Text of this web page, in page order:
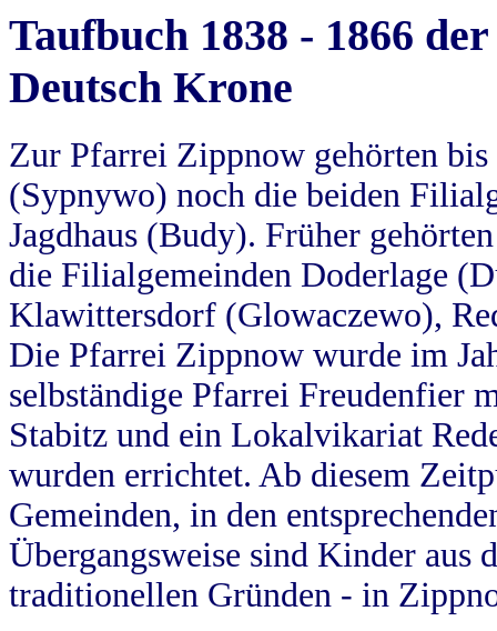
Taufbuch 1838 - 1866
Deutsch Krone
Zur Pfarrei Zippnow gehörten
(Sypnywo) noch die beiden
Jagdhaus (Budy). Früher
die Filialgemeinden Doderlage
Klawittersdorf (Glowaczewo),
Die Pfarrei Zippnow wurde im
selbständige Pfarrei Freudenfier
Stabitz und ein Lokalvikariat
wurden errichtet. Ab diesem
Gemeinden, in den
Übergangsweise sind Kinder aus
traditionellen Gründen - in